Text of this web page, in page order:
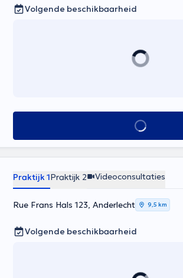
Volgende beschikbaarheid
Alles zien
Praktijk 1Praktijk 2 Videoconsultaties
Rue Frans Hals 123, Anderlecht 9,5 km
Volgende beschikbaarheid